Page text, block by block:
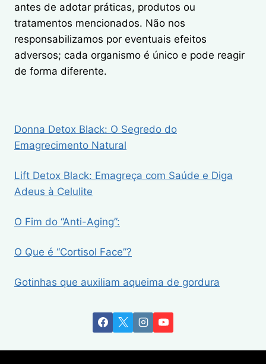
antes de adotar práticas, produtos ou
tratamentos mencionados. Não nos
responsabilizamos por eventuais efeitos
adversos; cada organismo é único e pode reagir
de forma diferente.
Donna Detox Black: O Segredo do
Emagrecimento Natural
Lift Detox Black: Emagreça com Saúde e Diga
Adeus à Celulite
O Fim do “Anti-Aging”:
O Que é “Cortisol Face”?
Gotinhas que auxiliam aqueima de gordura